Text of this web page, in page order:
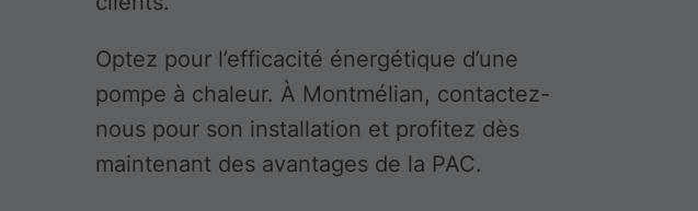
Optez pour l’efficacité énergétique d’une
pompe à chaleur. À Montmélian, contactez-
nous pour son installation et profitez dès
maintenant des avantages de la PAC.